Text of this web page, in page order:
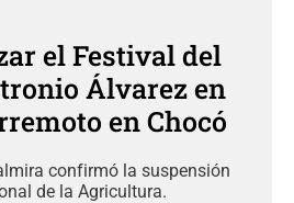
el Festival del
Álvarez en
en Chocó
confirmó la suspensión
de la Agricultura.